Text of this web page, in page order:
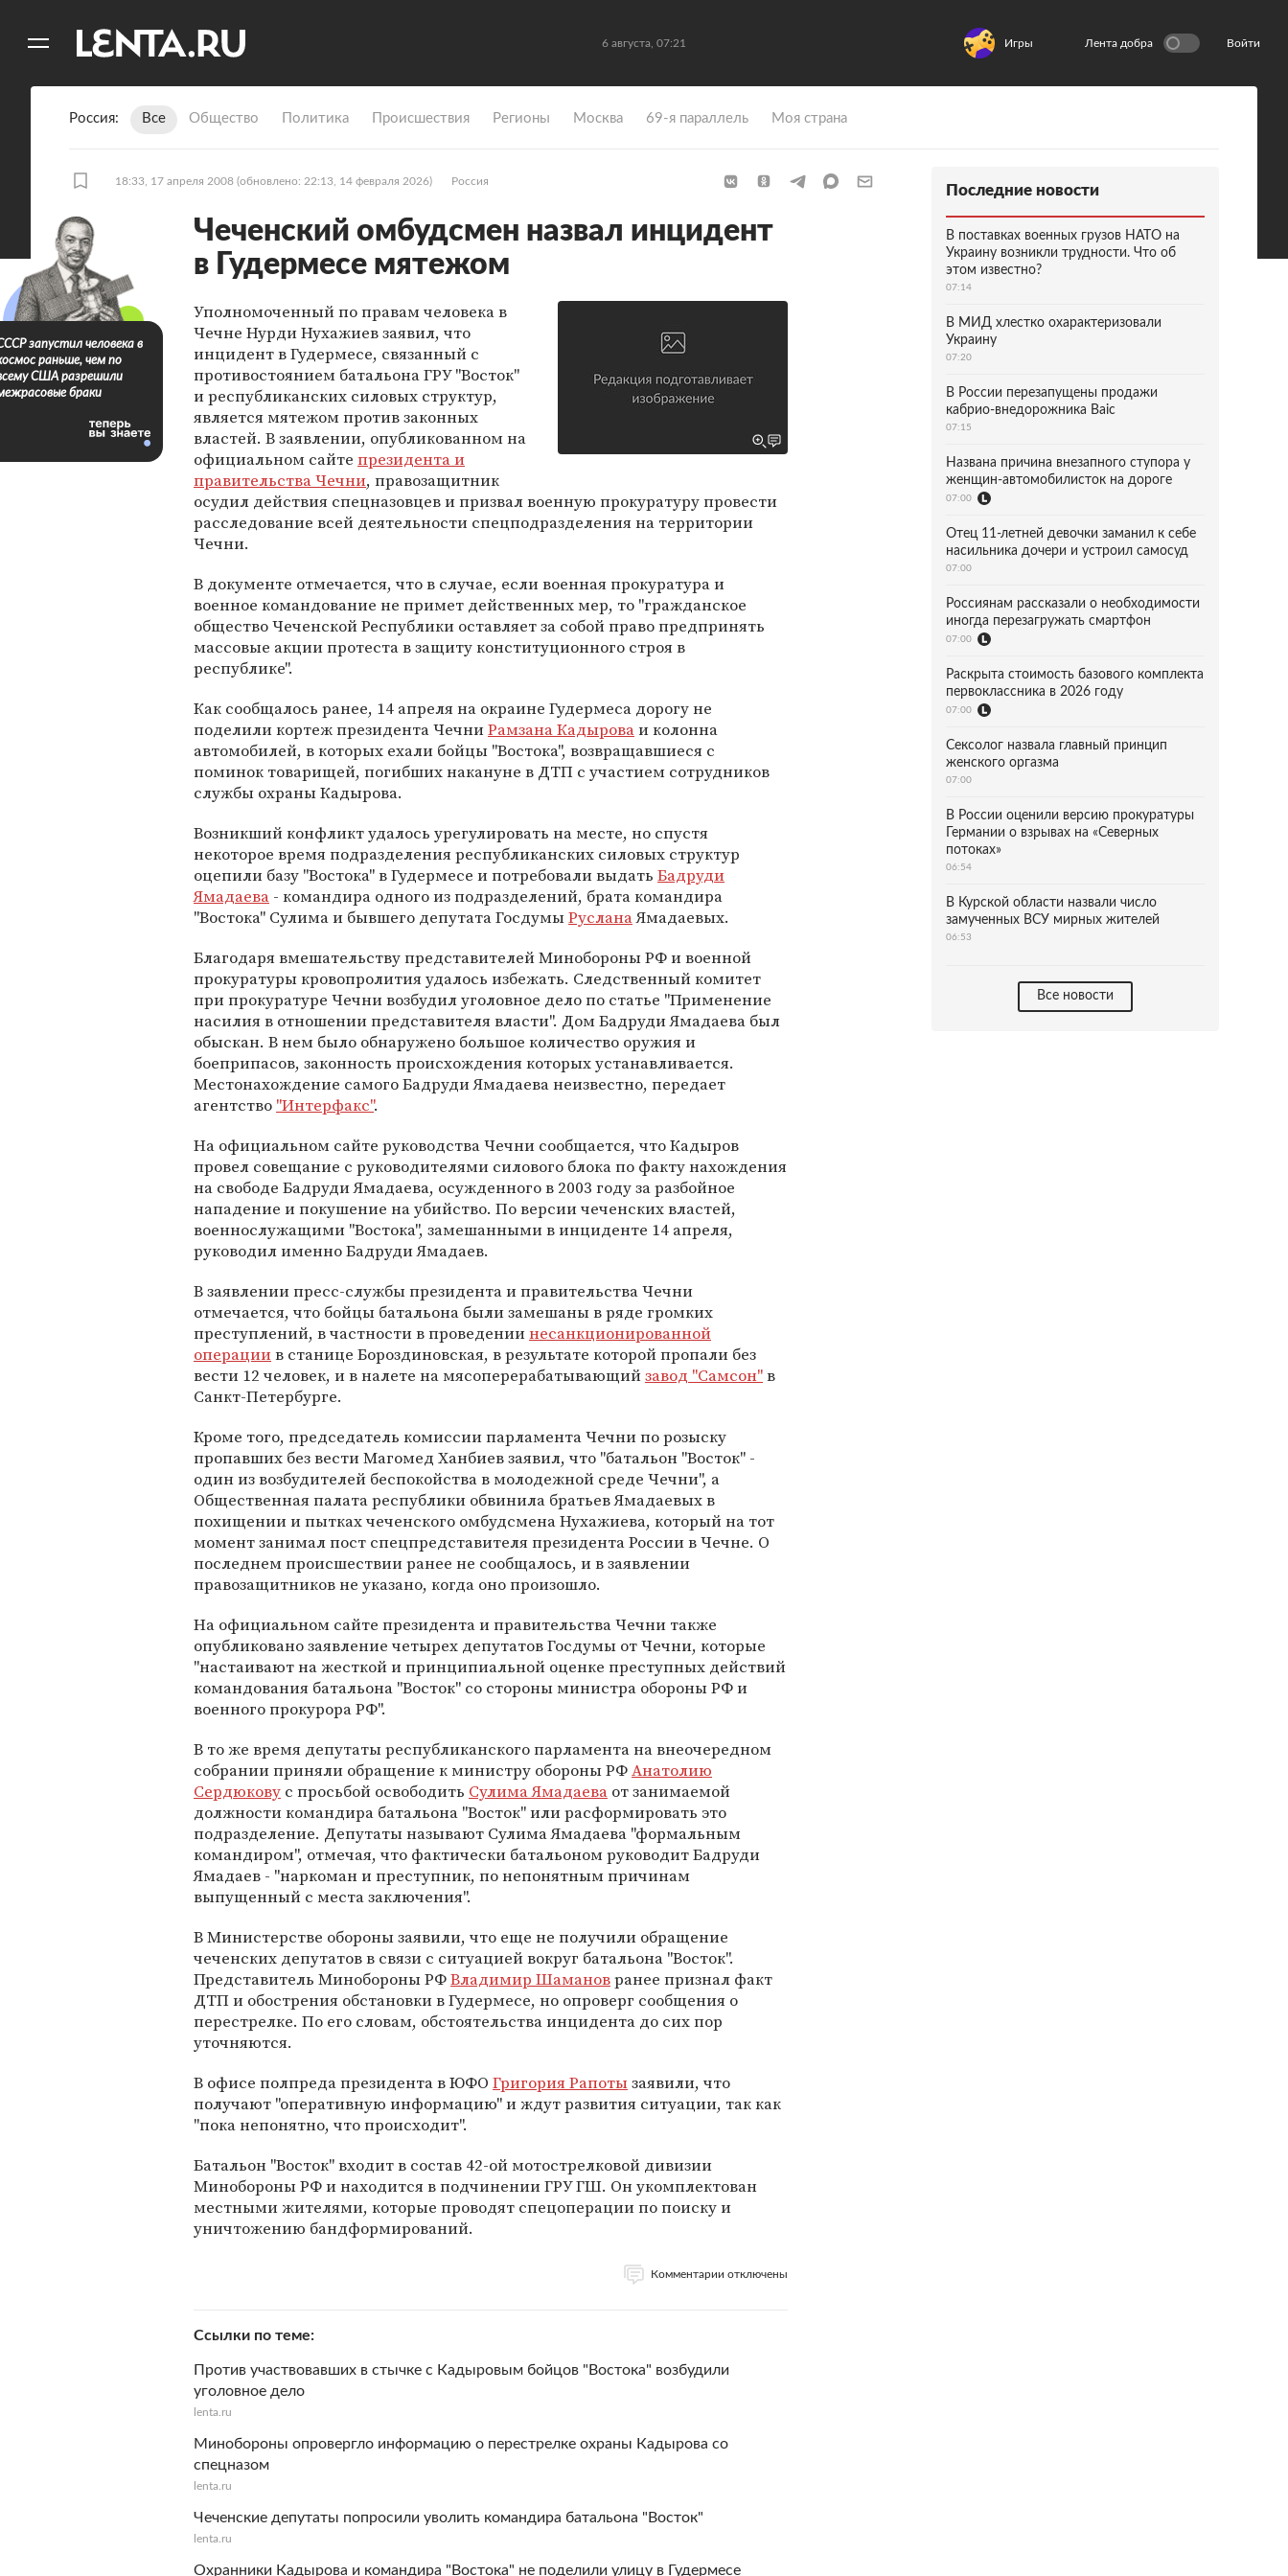
6 августа, 07:21 Игры Лента добра Войти
Россия Все Общество Политика Происшествия Регионы Москва 69-я параллель Моя страна
18:33, 17 апреля 2008 (обновлено: 22:13, 14 февраля 2026) Россия
Чеченский омбудсмен назвал инцидент
в Гудермесе мятежом
Уполномоченный по правам человека в
Чечне Нурди Нухажиев заявил, что
инцидент в Гудермесе, связанный с
противостоянием батальона ГРУ "Восток"
и республиканских силовых структур,
является мятежом против законных
властей. В заявлении, опубликованном на
официальном сайте президента и
правительства Чечни, правозащитник
осудил действия спецназовцев и призвал военную прокуратуру провести
расследование всей деятельности спецподразделения на территории
Чечни.
В документе отмечается, что в случае, если военная прокуратура и
военное командование не примет действенных мер, то "гражданское
общество Чеченской Республики оставляет за собой право предпринять
массовые акции протеста в защиту конституционного строя в
республике".
Как сообщалось ранее, 14 апреля на окраине Гудермеса дорогу не
поделили кортеж президента ЧечниРамзана Кадыроваи колонна
автомобилей, в которых ехали бойцы "Востока", возвращавшиеся с
поминок товарищей, погибших накануне в ДТП с участием сотрудников
службы охраны Кадырова.
Возникший конфликт удалось урегулировать на месте, но спустя
некоторое время подразделения республиканских силовых структур
оцепили базу "Востока" в Гудермесе и потребовали выдать Бадруди
Ямадаева - командира одного из подразделений, брата командира
"Востока" Сулима и бывшего депутата ГосдумыРусланаЯмадаевых.
Благодаря вмешательству представителей Минобороны РФ и военной
прокуратуры кровопролития удалось избежать. Следственный комитет
при прокуратуре Чечни возбудил уголовное дело по статье "Применение
насилия в отношении представителя власти". Дом Бадруди Ямадаева был
обыскан. В нем было обнаружено большое количество оружия и
боеприпасов, законность происхождения которых устанавливается.
Местонахождение самого Бадруди Ямадаева неизвестно, передает
агентство "Интерфакс".
На официальном сайте руководства Чечни сообщается, что Кадыров
провел совещание с руководителями силового блока по факту нахождения
на свободе Бадруди Ямадаева, осужденного в 2003 году за разбойное
нападение и покушение на убийство. По версии чеченских властей,
военнослужащими "Востока", замешанными в инциденте 14 апреля,
руководил именно Бадруди Ямадаев.
В заявлении пресс-службы президента и правительства Чечни
отмечается, что бойцы батальона были замешаны в ряде громких
преступлений, в частности в проведениинесанкционированной
операциив станице Бороздиновская, в результате которой пропали без
вести 12 человек, и в налете на мясоперерабатывающийзавод "Самсон"в
Санкт-Петербурге.
Кроме того, председатель комиссии парламента Чечни по розыску
пропавших без вести Магомед Ханбиев заявил, что "батальон "Восток" -
один из возбудителей беспокойства в молодежной среде Чечни", а
Общественная палата республики обвинила братьев Ямадаевых в
похищении и пытках чеченского омбудсмена Нухажиева, который на тот
момент занимал пост спецпредставителя президента России в Чечне. О
последнем происшествии ранее не сообщалось, и в заявлении
правозащитников не указано, когда оно произошло.
На официальном сайте президента и правительства Чечни также
опубликовано заявление четырех депутатов Госдумы от Чечни, которые
"настаивают на жесткой и принципиальной оценке преступных действий
командования батальона "Восток" со стороны министра обороны РФ и
военного прокурора РФ".
В то же время депутаты республиканского парламента на внеочередном
собрании приняли обращение к министру обороны РФАнатолию
Сердюкову с просьбой освободить Сулима Ямадаева от занимаемой
должности командира батальона "Восток" или расформировать это
подразделение. Депутаты называют Сулима Ямадаева "формальным
командиром", отмечая, что фактически батальоном руководит Бадруди
Ямадаев - "наркоман и преступник, по непонятным причинам
выпущенный с места заключения".
В Министерстве обороны заявили, что еще не получили обращение
чеченских депутатов в связи с ситуацией вокруг батальона "Восток".
Представитель Минобороны РФВладимир Шамановранее признал факт
ДТП и обострения обстановки в Гудермесе, но опроверг сообщения о
перестрелке. По его словам, обстоятельства инцидента до сих пор
уточняются.
В офисе полпреда президента в ЮФО Григория Рапотызаявили, что
получают "оперативную информацию" и ждут развития ситуации, так как
"пока непонятно, что происходит".
Батальон "Восток" входит в состав 42-ой мотострелковой дивизии
Минобороны РФ и находится в подчинении ГРУ ГШ. Он укомплектован
местными жителями, которые проводят спецоперации по поиску и
уничтожению бандформирований.
Комментарии отключены
Ссылки по теме
Против участвовавших в стычке с Кадыровым бойцов "Востока" возбудили
уголовное дело
lenta.ru
Минобороны опровергло информацию о перестрелке охраны Кадырова со
спецназом
lenta.ru
Чеченские депутаты попросили уволить командира батальона "Восток"
lenta.ru
Охранники Кадырова и командира "Востока" не поделили улицу в Гудермесе
запустил человека в
раньше, чем по
США разрешили
браки
Последние новости
В поставках военных грузов НАТО на
Украину возникли трудности. Что об
этом известно?
07:14
В МИД хлестко охарактеризовали
Украину
07:20
В России перезапущены продажи
кабрио-внедорожника Baic
07:15
Названа причина внезапного ступора у
женщин-автомобилисток на дороге
07:00
Отец 11-летней девочки заманил к себе
насильника дочери и устроил самосуд
07:00
Россиянам рассказали о необходимости
иногда перезагружать смартфон
07:00
Раскрыта стоимость базового комплекта
первоклассника в 2026 году
07:00
Сексолог назвала главный принцип
женского оргазма
07:00
В России оценили версию прокуратуры
Германии о взрывах на «Северных
потоках»
06:54
В Курской области назвали число
замученных ВСУ мирных жителей
06:53
Все новости